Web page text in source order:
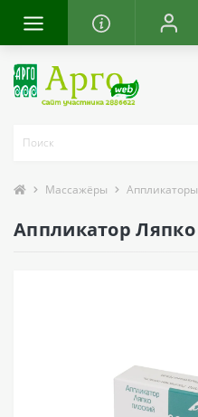
Массажёры
Аппликатор